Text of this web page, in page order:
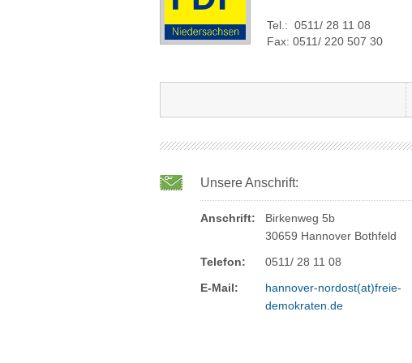
Tel.: 0511/ 28 11 08
Fax: 0511/ 220 507 30
Unsere Anschrift:
Anschrift:
Birkenweg 5b
30659 Hannover Bothfeld
Telefon:
0511/ 28 11 08
E-Mail:
hannover-nordost(at)freie-
demokraten.de